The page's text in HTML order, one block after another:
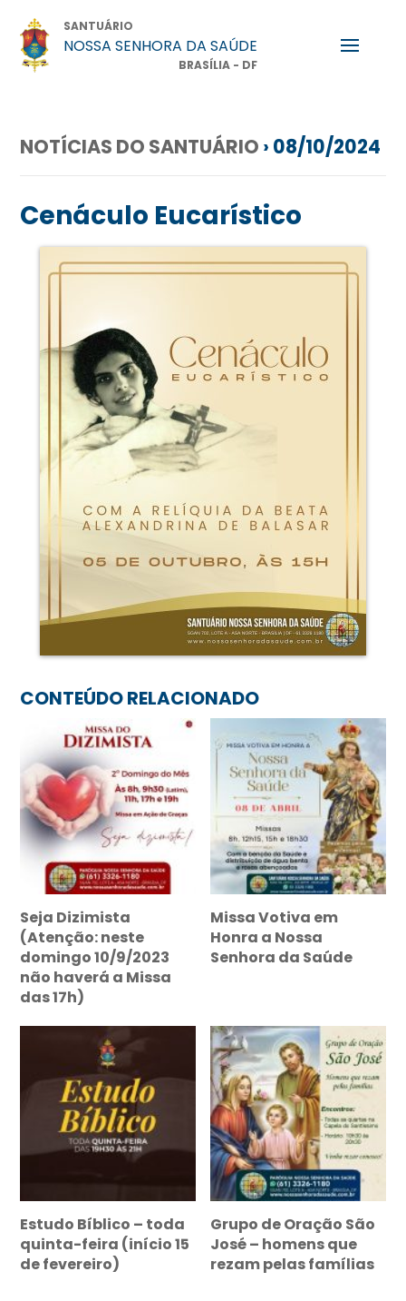
SANTUÁRIO
NOSSA SENHORA DA SAÚDE
BRASÍLIA - DF
NOTÍCIAS DO SANTUÁRIO › 08/10/2024
Cenáculo Eucarístico
CONTEÚDO RELACIONADO
Seja Dizimista
(Atenção: neste
domingo 10/9/2023
não haverá a Missa
das 17h)
Missa Votiva em
Honra a Nossa
Senhora da Saúde
Estudo Bíblico – toda
quinta-feira (início 15
de fevereiro)
Grupo de Oração São
José – homens que
rezam pelas famílias